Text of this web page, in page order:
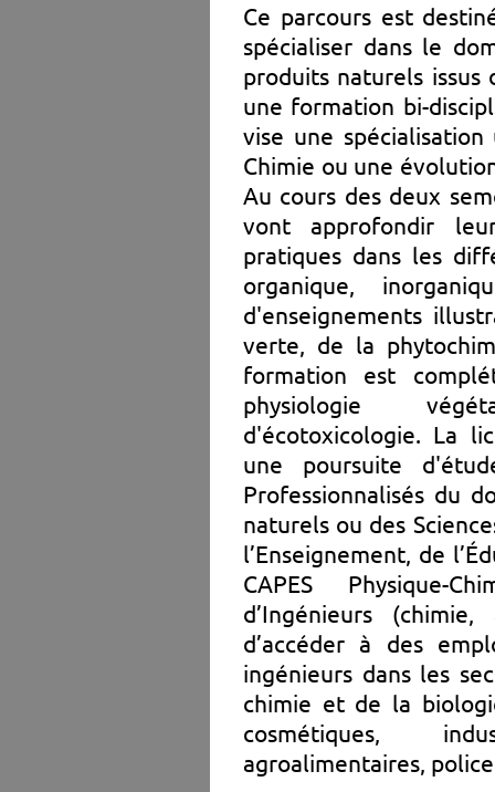
Ce parcours est
spécialiser dans le
produits naturels
une formation bi-
vise une
Chimie ou une
Au cours des deux
vont approfondir
pratiques dans les
organique,
d'enseignements
verte, de la
formation est
physiologie
d'écotoxicologie. La
une poursuite
Professionnalisés du
naturels ou des
l’Enseignement, de
CAPES Physique-
d’Ingénieurs
d’accéder à des
ingénieurs dans les
chimie et de la
cosmétiques,
agroalimentaires,